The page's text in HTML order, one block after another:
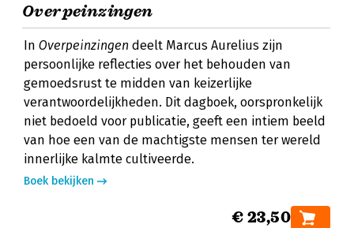
Overpeinzingen
In Overpeinzingen deelt Marcus Aurelius zijn
persoonlijke reflecties over het behouden van
gemoedsrust te midden van keizerlijke
verantwoordelijkheden. Dit dagboek, oorspronkelijk
niet bedoeld voor publicatie, geeft een intiem beeld
van hoe een van de machtigste mensen ter wereld
innerlijke kalmte cultiveerde.
Boek bekijken
€ 23,50